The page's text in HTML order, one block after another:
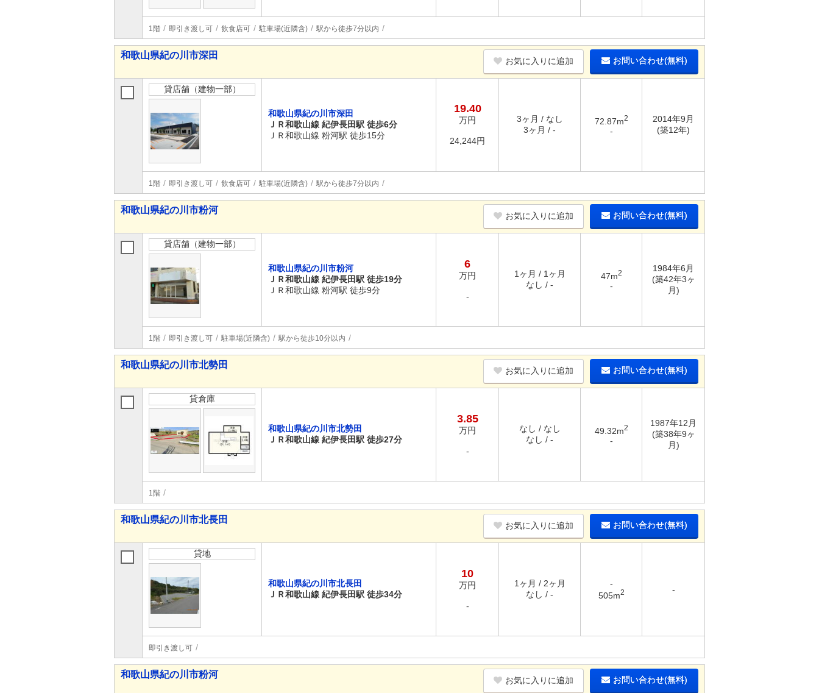
1階 即引き渡し可 飲食店可 駐車場(近隣含) 駅から徒歩7分以内
和歌山県紀の川市深田
お気に入りに追加 お問い合わせ(無料)
貸店舗（建物一部）
和歌山県紀の川市深田
ＪＲ和歌山線 紀伊長田駅 徒歩6分
ＪＲ和歌山線 粉河駅 徒歩15分
19.40
万円
24,244円
3ヶ月 / なし
3ヶ月 / -
72.87m2
-
2014年9月
(築12年)
1階 即引き渡し可 飲食店可 駐車場(近隣含) 駅から徒歩7分以内
和歌山県紀の川市粉河
お気に入りに追加 お問い合わせ(無料)
貸店舗（建物一部）
和歌山県紀の川市粉河
ＪＲ和歌山線 紀伊長田駅 徒歩19分
ＪＲ和歌山線 粉河駅 徒歩9分
6
万円
-
1ヶ月 / 1ヶ月
なし / -
47m2
-
1984年6月
(築42年3ヶ
月)
1階 即引き渡し可 駐車場(近隣含) 駅から徒歩10分以内
和歌山県紀の川市北勢田
お気に入りに追加 お問い合わせ(無料)
貸倉庫
和歌山県紀の川市北勢田
ＪＲ和歌山線 紀伊長田駅 徒歩27分
3.85
万円
-
なし / なし
なし / -
49.32m2
-
1987年12月
(築38年9ヶ
月)
1階
和歌山県紀の川市北長田
お気に入りに追加 お問い合わせ(無料)
貸地
和歌山県紀の川市北長田
ＪＲ和歌山線 紀伊長田駅 徒歩34分
10
万円
-
1ヶ月 / 2ヶ月
なし / -
-
505m2 -
即引き渡し可
和歌山県紀の川市粉河
お気に入りに追加 お問い合わせ(無料)